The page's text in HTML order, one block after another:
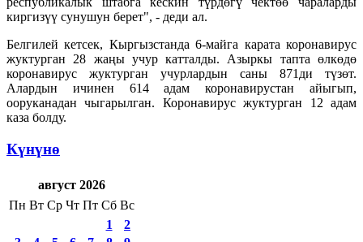
киргизүү сунушун берет", - деди ал.
Белгилей кетсек, Кыргызстанда 6-майга карата коронавирус
жуктурган 28 жаңы учур катталды. Азыркы тапта өлкөдө
коронавирус жуктурган учурлардын саны 871ди түзөт.
Алардын ичинен 614 адам коронавирустан айыгып,
ооруканадан чыгарылган. Коронавирус жуктурган 12 адам
каза болду.
Күнүнө
август 2026
Пн Вт Ср Чт Пт Сб Вс
1
2